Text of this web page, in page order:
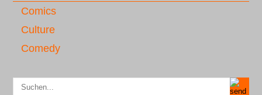
Comics
Culture
Comedy